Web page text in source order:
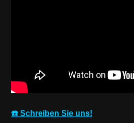
☎️ Schreiben Sie uns!